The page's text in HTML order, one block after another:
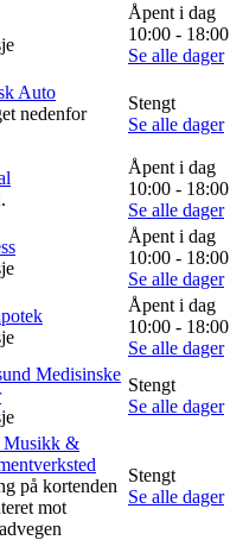
Åpent i dag
10:00 - 18:00
Se alle dager
Auto
nedenfor
Stengt
Se alle dager
Åpent i dag
10:00 - 18:00
Se alle dager
Åpent i dag
10:00 - 18:00
Se alle dager
Åpent i dag
10:00 - 18:00
Se alle dager
Medisinske
Stengt
Se alle dager
Musikk &
på kortenden
mot
Stengt
Se alle dager